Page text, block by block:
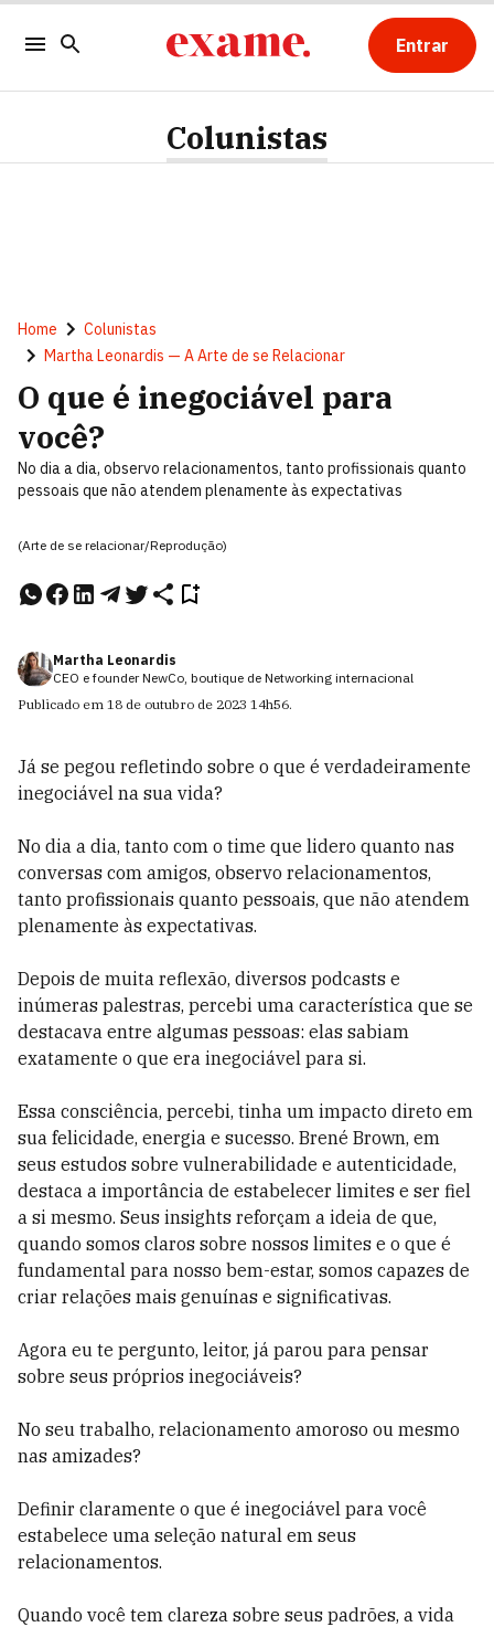
Entrar
Colunistas
Home
Colunistas
Martha Leonardis — A Arte de se Relacionar
O que é inegociável para
você?
No dia a dia, observo relacionamentos, tanto profissionais quanto
pessoais que não atendem plenamente às expectativas
(Arte de se relacionar/Reprodução)
Martha Leonardis
CEO e founder NewCo, boutique de Networking internacional
Publicado em 18 de outubro de 2023 14h56.
Já se pegou refletindo sobre o que é verdadeiramente
inegociável na sua vida?
No dia a dia, tanto com o time que lidero quanto nas
conversas com amigos, observo relacionamentos,
tanto profissionais quanto pessoais, que não atendem
plenamente às expectativas.
Depois de muita reflexão, diversos podcasts e
inúmeras palestras, percebi uma característica que se
destacava entre algumas pessoas: elas sabiam
exatamente o que era inegociável para si.
Essa consciência, percebi, tinha um impacto direto em
sua felicidade, energia e sucesso. Brené Brown, em
seus estudos sobre vulnerabilidade e autenticidade,
destaca a importância de estabelecer limites e ser fiel
a si mesmo. Seus insights reforçam a ideia de que,
quando somos claros sobre nossos limites e o que é
fundamental para nosso bem-estar, somos capazes de
criar relações mais genuínas e significativas.
Agora eu te pergunto, leitor, já parou para pensar
sobre seus próprios inegociáveis?
No seu trabalho, relacionamento amoroso ou mesmo
nas amizades?
Definir claramente o que é inegociável para você
estabelece uma seleção natural em seus
relacionamentos.
Quando você tem clareza sobre seus padrões, a vida